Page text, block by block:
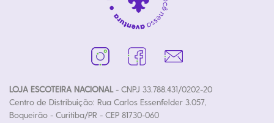
LOJA ESCOTEIRA NACIONAL- CNPJ 33.788.431/0202-20
Centro de Distribuição: Rua Carlos Essenfelder 3.057,
Boqueirão - Curitiba/PR - CEP 81730-060